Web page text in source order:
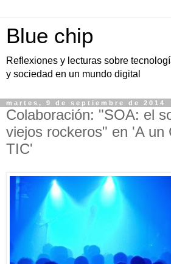
Blue chip
Reflexiones y lecturas sobre
y sociedad en un mundo digital
martes, 9 de septiembre de 2014
Colaboración: "SOA: el
viejos rockeros" en 'A un
TIC'